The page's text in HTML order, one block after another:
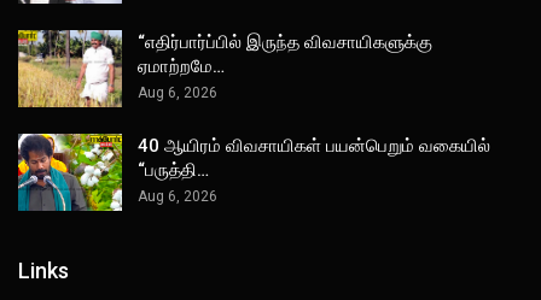
“எதிர்பார்ப்பில் இருந்த விவசாயிகளுக்கு
ஏமாற்றமே…
Aug 6, 2026
40 ஆயிரம் விவசாயிகள் பயன்பெறும் வகையில்
“பருத்தி…
Aug 6, 2026
Links